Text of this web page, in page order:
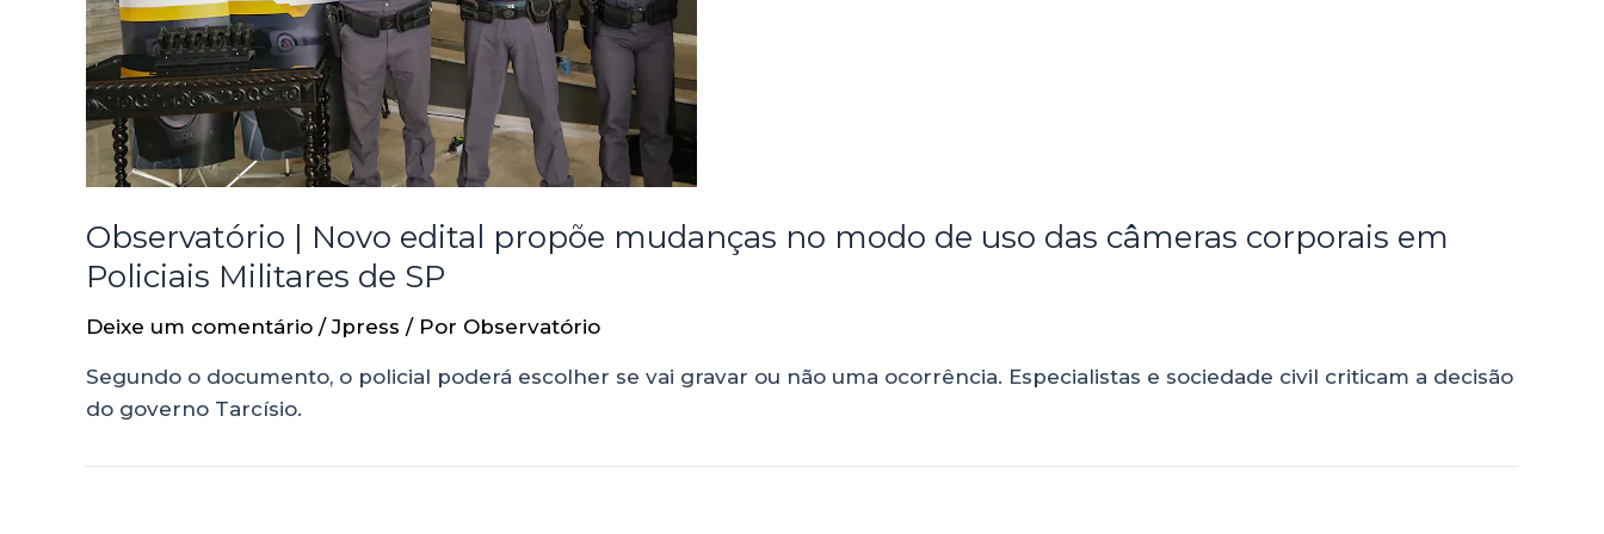
Observatório | Novo edital propõe mudanças no modo de uso das câmeras corporais em
Policiais Militares de SP
Deixe um comentário /Jpress / Por Observatório
Segundo o documento, o policial poderá escolher se vai gravar ou não uma ocorrência. Especialistas e sociedade civil criticam a decisão
do governo Tarcísio.